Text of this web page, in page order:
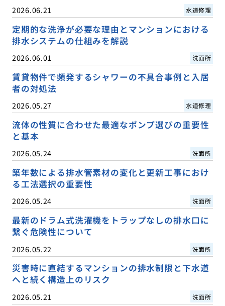
2026.06.21 水道修理
定期的な洗浄が必要な理由とマンションにおける
排水システムの仕組みを解説
2026.06.01 洗面所
賃貸物件で頻発するシャワーの不具合事例と入居
者の対処法
2026.05.27 水道修理
流体の性質に合わせた最適なポンプ選びの重要性
と基本
2026.05.24 洗面所
築年数による排水管素材の変化と更新工事におけ
る工法選択の重要性
2026.05.24 洗面所
最新のドラム式洗濯機をトラップなしの排水口に
繋ぐ危険性について
2026.05.22 洗面所
災害時に直結するマンションの排水制限と下水道
へと続く構造上のリスク
2026.05.21 洗面所